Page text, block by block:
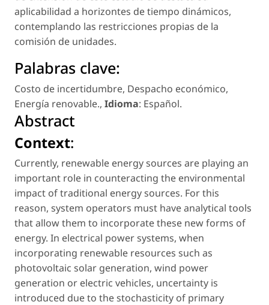
aplicabilidad a horizontes de tiempo dinámicos,
contemplando las restricciones propias de la
comisión de unidades.
Palabras clave:
Costo de incertidumbre, Despacho económico,
Energía renovable., Idioma: Español.
Abstract
Context:
Currently, renewable energy sources are playing an
important role in counteracting the environmental
impact of traditional energy sources. For this
reason, system operators must have analytical tools
that allow them to incorporate these new forms of
energy. In electrical power systems, when
incorporating renewable resources such as
photovoltaic solar generation, wind power
generation or electric vehicles, uncertainty is
introduced due to the stochasticity of primary